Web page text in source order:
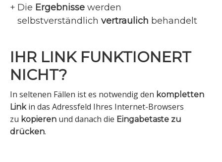
+ Die Ergebnisse werden
selbstverständlich vertraulich behandelt
IHR LINK FUNKTIONERT
NICHT?
In seltenen Fällen ist es notwendig den kompletten
Link in das Adressfeld Ihres Internet-Browsers
zu kopieren und danach die Eingabetaste zu
drücken.